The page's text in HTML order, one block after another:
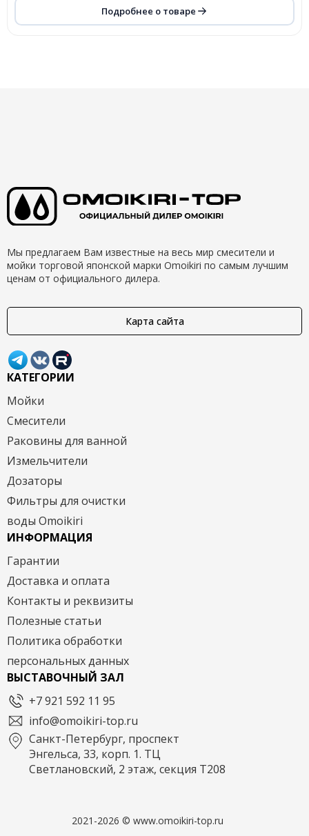
Подробнее о товаре
Мы предлагаем Вам известные на весь мир смесители и
мойки торговой японской марки Omoikiri по самым лучшим
ценам от официального дилера.
Карта сайта
КАТЕГОРИИ
Мойки
Смесители
Раковины для ванной
Измельчители
Дозаторы
Фильтры для очистки
воды Omoikiri
ИНФОРМАЦИЯ
Гарантии
Доставка и оплата
Контакты и реквизиты
Полезные статьи
Политика обработки
персональных данных
ВЫСТАВОЧНЫЙ ЗАЛ
+7 921 592 11 95
info@omoikiri-top.ru
Санкт-Петербург, проспект
Энгельса, 33, корп. 1. ТЦ
Светлановский, 2 этаж, секция Т208
2021-2026 © www.omoikiri-top.ru